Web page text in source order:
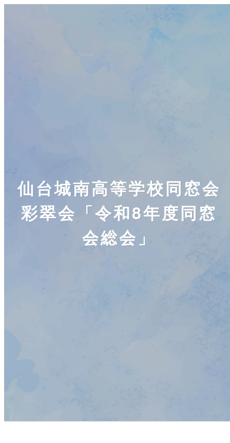
仙台城南高等学校同窓会
彩翠会「令和8年度同窓
会総会」